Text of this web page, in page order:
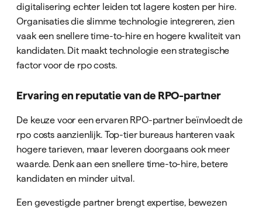
digitalisering echter leiden tot lagere kosten per hire.
Organisaties die slimme technologie integreren, zien
vaak een snellere time-to-hire en hogere kwaliteit van
kandidaten. Dit maakt technologie een strategische
factor voor de rpo costs.
Ervaring en reputatie van de RPO-partner
De keuze voor een ervaren RPO-partner beïnvloedt de
rpo costs aanzienlijk. Top-tier bureaus hanteren vaak
hogere tarieven, maar leveren doorgaans ook meer
waarde. Denk aan een snellere time-to-hire, betere
kandidaten en minder uitval.
Een gevestigde partner brengt expertise, bewezen